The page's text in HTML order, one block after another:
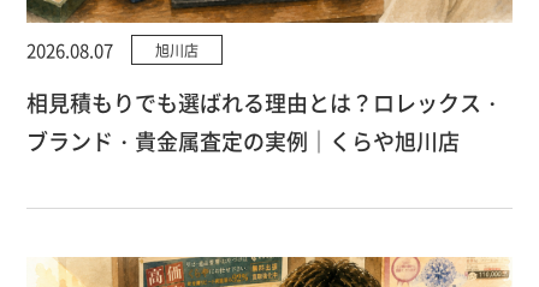
2026.08.07 旭川店
相見積もりでも選ばれる理由とは？ロレックス・
ブランド・貴金属査定の実例｜くらや旭川店